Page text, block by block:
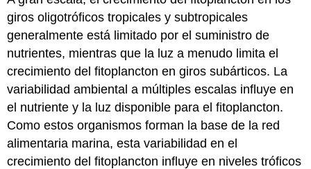
giros oligotróficos tropicales y subtropicales
generalmente está limitado por el suministro de
nutrientes, mientras que la luz a menudo limita el
crecimiento del fitoplancton en giros subárticos. La
variabilidad ambiental a múltiples escalas influye en
el nutriente y la luz disponible para el fitoplancton.
Como estos organismos forman la base de la red
alimentaria marina, esta variabilidad en el
crecimiento del fitoplancton influye en niveles tróficos